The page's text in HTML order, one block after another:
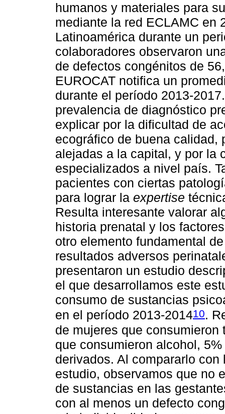
humanos y materiales para
mediante la red ECLAMC en
Latinoamérica durante un
colaboradores observaron
de defectos congénitos de
EUROCAT notifica un
durante el período 2013-
prevalencia de diagnóstico
explicar por la dificultad de
ecográfico de buena calidad,
alejadas a la capital, y por la
especializados a nivel país.
pacientes con ciertas
para lograr la expertise
Resulta interesante valorar
historia prenatal y los
otro elemento fundamental
resultados adversos
presentaron un estudio
el que desarrollamos este
consumo de sustancias
en el período 2013-201410.
de mujeres que
que consumieron alcohol,
derivados. Al compararlo
estudio, observamos que no
de sustancias en las
con al menos un defecto